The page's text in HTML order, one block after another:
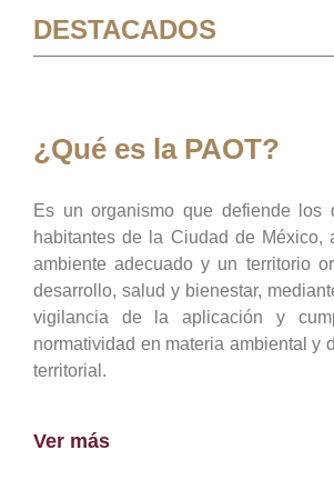
DESTACADOS
¿Qué es la PAOT?
Es un organismo que defiende los
habitantes de la Ciudad de México,
ambiente adecuado y un territorio
desarrollo, salud y bienestar,
vigilancia de la aplicación y
normatividad en materia ambiental y
territorial.
Ver más